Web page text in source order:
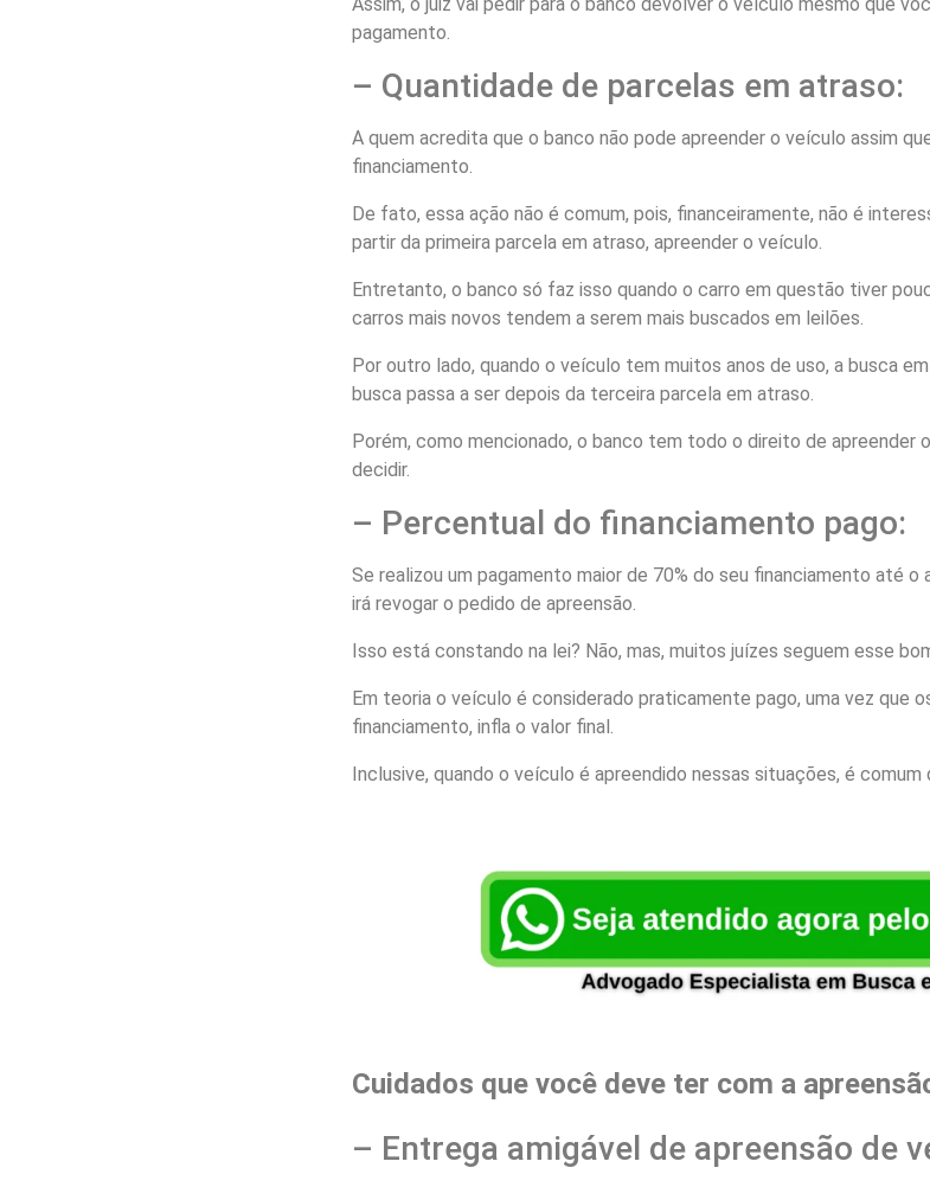
Assim, o juiz vai pedir para o banco devolver o veículo mesmo que
pagamento.
– Quantidade de parcelas em atraso:
A quem acredita que o banco não pode apreender o veículo assim
financiamento.
De fato, essa ação não é comum, pois, financeiramente, não é
partir da primeira parcela em atraso, apreender o veículo.
Entretanto, o banco só faz isso quando o carro em questão tiver
carros mais novos tendem a serem mais buscados em leilões.
Por outro lado, quando o veículo tem muitos anos de uso, a busca
busca passa a ser depois da terceira parcela em atraso.
Porém, como mencionado, o banco tem todo o direito de apreender
decidir.
– Percentual do financiamento pago:
Se realizou um pagamento maior de 70% do seu financiamento até o
irá revogar o pedido de apreensão.
Isso está constando na lei? Não, mas, muitos juízes seguem esse
Em teoria o veículo é considerado praticamente pago, uma vez que
financiamento, infla o valor final.
Inclusive, quando o veículo é apreendido nessas situações, é comum
Cuidados que você deve ter com a
– Entrega amigável de apreensão de